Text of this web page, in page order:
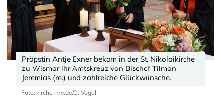
Pröpstin Antje Exner bekam in der St. Nikolaikirche
zu Wismar ihr Amtskreuz von Bischof Tilman
Jeremias (re.) und zahlreiche Glückwünsche.
Foto: kirche-mv.de/D. Vogel